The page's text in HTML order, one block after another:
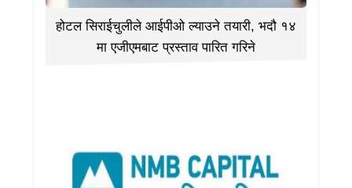
होटल सिराईचुलीले आईपीओ ल्याउने तयारी, भदौ १४
मा एजीएमबाट प्रस्ताव पारित गरिने